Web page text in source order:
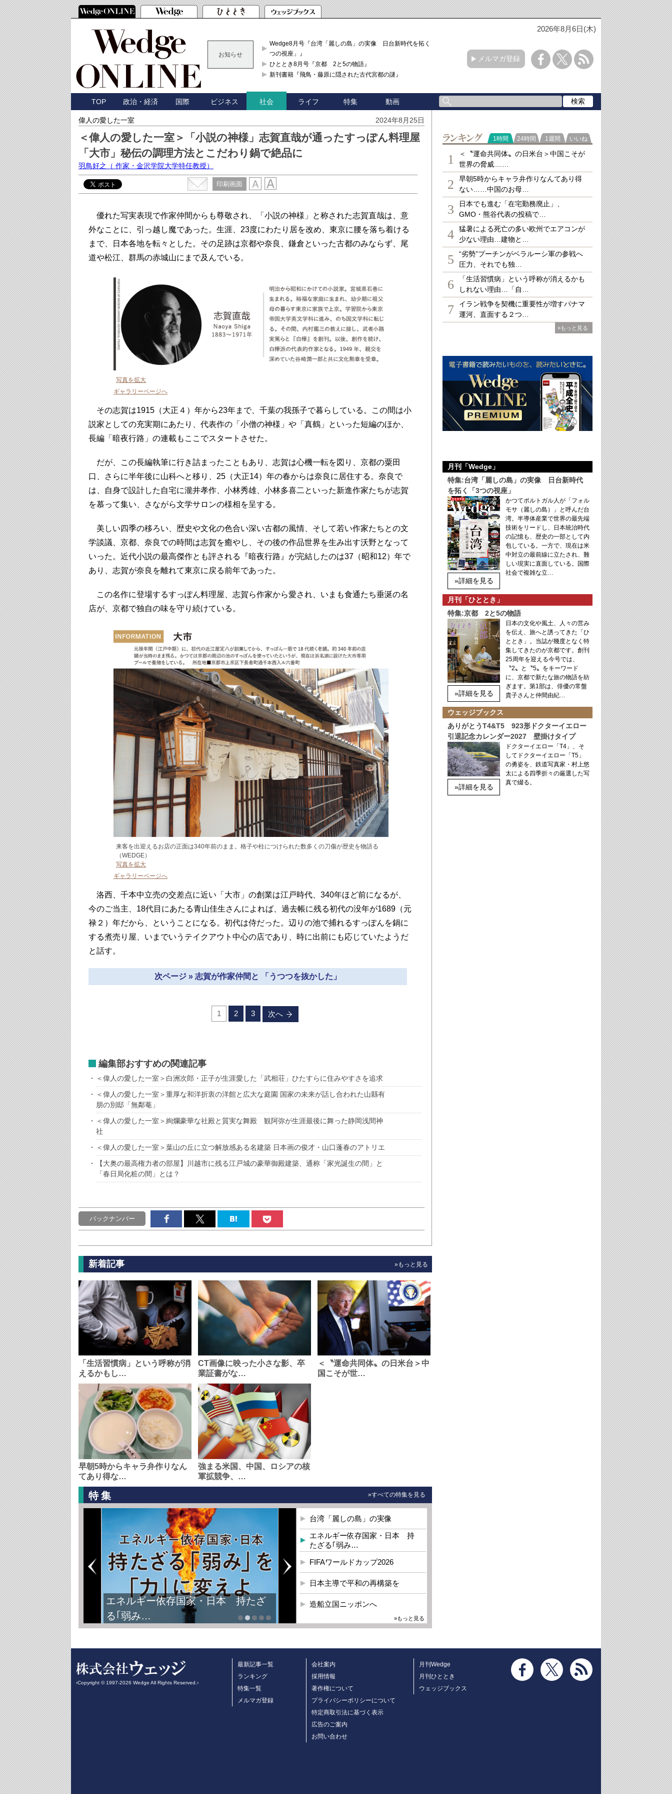
2026年8月6日(木)
お知らせ
Wedge8月号『台湾「麗しの島」の実像 日台新時代を拓く「3
つの視座」』
ひととき8月号『京都 2と5の物語』
新刊書籍『飛鳥・藤原に隠された古代宮都の謎』
メルマガ登録
TOP 政治・経済 国際 ビジネス 社会 ライフ 特集 動画
偉人の愛した一室 2024年8月25日
＜偉人の愛した一室＞「小説の神様」志賀直哉が通ったすっぽん料理屋
「大市」秘伝の調理方法とこだわり鍋で絶品に
羽鳥好之 （ 作家・金沢学院大学特任教授）
印刷画面
優れた写実表現で作家仲間からも尊敬され、「小説の神様」と称された志賀直哉は、意
外なことに、引っ越し魔であった。生涯、23度にわたり居を改め、東京に腰を落ち着ける
まで、日本各地を転々とした。その足跡は京都や奈良、鎌倉といった古都のみならず、尾
道や松江、群馬の赤城山にまで及んでいる。
写真を拡大
ギャラリーページへ
その志賀は1915（大正４）年から23年まで、千葉の我孫子で暮らしている。この間は小
説家としての充実期にあたり、代表作の「小僧の神様」や「真鶴」といった短編のほか、
長編「暗夜行路」の連載もここでスタートさせた。
だが、この長編執筆に行き詰まったこともあり、志賀は心機一転を図り、京都の粟田
口、さらに半年後に山科へと移り、25（大正14）年の春からは奈良に居住する。奈良で
は、自身で設計した自宅に瀧井孝作、小林秀雄、小林多喜二といった新進作家たちが志賀
を慕って集い、さながら文学サロンの様相を呈する。
美しい四季の移ろい、歴史や文化の色合い深い古都の風情、そして若い作家たちとの文
学談議、京都、奈良での時間は志賀を癒やし、その後の作品世界を生み出す沃野となって
いった。近代小説の最高傑作とも評される『暗夜行路』が完結したのは37（昭和12）年で
あり、志賀が奈良を離れて東京に戻る前年であった。
この名作に登場するすっぽん料理屋、志賀ら作家から愛され、いまも食通たち垂涎の名
店が、京都で独自の味を守り続けている。
来客を出迎えるお店の正面は340年前のまま。格子や柱につけられた数多くの刀傷が歴史を物語る
（WEDGE）
写真を拡大
ギャラリーページへ
洛西、千本中立売の交差点に近い「大市」の創業は江戸時代、340年ほど前になるが、
今のご当主、18代目にあたる青山佳生さんによれば、過去帳に残る初代の没年が1689（元
禄２）年だから、ということになる。初代は侍だった。辺りの池で捕れるすっぽんを鍋に
する煮売り屋、いまでいうテイクアウト中心の店であり、時に出前にも応じていたようだ
と話す。
次ページ » 志賀が作家仲間と 「うつつを抜かした」
1 2 3 次へ
編集部おすすめの関連記事
＜偉人の愛した一室＞白洲次郎・正子が生涯愛した「武相荘」ひたすらに住みやすさを追求
＜偉人の愛した一室＞重厚な和洋折衷の洋館と広大な庭園 国家の未来が話し合われた山縣有
朋の別邸「無鄰菴」
＜偉人の愛した一室＞絢爛豪華な社殿と質実な舞殿 観阿弥が生涯最後に舞った静岡浅間神
社
＜偉人の愛した一室＞葉山の丘に立つ解放感ある名建築 日本画の俊才・山口蓬春のアトリエ
【大奥の最高権力者の部屋】川越市に残る江戸城の豪華御殿建築、通称「家光誕生の間」と
「春日局化粧の間」とは？
バックナンバー
新着記事 »もっと見る
「生活習慣病」という呼称が消
えるかもし…
CT画像に映った小さな影、卒
業証書がな…
＜〝運命共同体〟の日米台＞中
国こそが世…
早朝5時からキャラ弁作りなん
てあり得な…
強まる米国、中国、ロシアの核
軍拡競争、…
特集 »すべての特集を見る
エネルギー依存国家・日本 持たざ
る｢弱み…
台湾「麗しの島」の実像
エネルギー依存国家・日本 持
たざる｢弱み…
FIFAワールドカップ2026
日本主導で平和の再構築を
造船立国ニッポンへ
»もっと見る
ランキング
1時間 24時間 1週間 いいね
1
＜〝運命共同体〟の日米台＞中国こそが
世界の脅威....…
2
早朝5時からキャラ弁作りなんてあり得
ない……中国のお母…
3
日本でも進む「在宅勤務廃止」、
GMO・熊谷代表の投稿で…
4
猛暑による死亡の多い欧州でエアコンが
少ない理由…建物と…
5
“劣勢”プーチンがベラルーシ軍の参戦へ
圧力、それでも独…
6
「生活習慣病」という呼称が消えるかも
しれない理由…「自…
7
イラン戦争を契機に重要性が増すパナマ
運河、直面する２つ…
»もっと見る
月刊「Wedge」
特集:台湾「麗しの島」の実像 日台新時代
を拓く「3つの視座」
»詳細を見る
かつてポルトガル人が「フォル
モサ（麗しの島）」と呼んだ台
湾。半導体産業で世界の最先端
技術をリードし、日本統治時代
の記憶も、歴史の一部として内
包している。一方で、現在は米
中対立の最前線に立たされ、難
しい現実に直面している。国際
社会で複雑な立…
月刊「ひととき」
特集:京都 2と5の物語
»詳細を見る
日本の文化や風土、人々の営み
を伝え、旅へと誘ってきた「ひ
ととき」。当誌が幾度となく特
集してきたのが京都です。創刊
25周年を迎える今号では、
〝2〟と〝5〟をキーワード
に、京都で新たな旅の物語を紡
ぎます。第1部は、俳優の常盤
貴子さんと仲間由紀…
ウェッジブックス
ありがとうT4&T5 923形ドクターイエロー
引退記念カレンダー2027 壁掛けタイプ
»詳細を見る
ドクターイエロー「T4」、そ
してドクターイエロー「T5」
の勇姿を、鉄道写真家・村上悠
太による四季折々の厳選した写
真で綴る。
‹Copyright © 1997-2026 Wedge All Rights Reserved.›
最新記事一覧
ランキング
特集一覧
メルマガ登録
会社案内
採用情報
著作権について
プライバシーポリシーについて
特定商取引法に基づく表示
広告のご案内
お問い合わせ
月刊Wedge
月刊ひととき
ウェッジブックス